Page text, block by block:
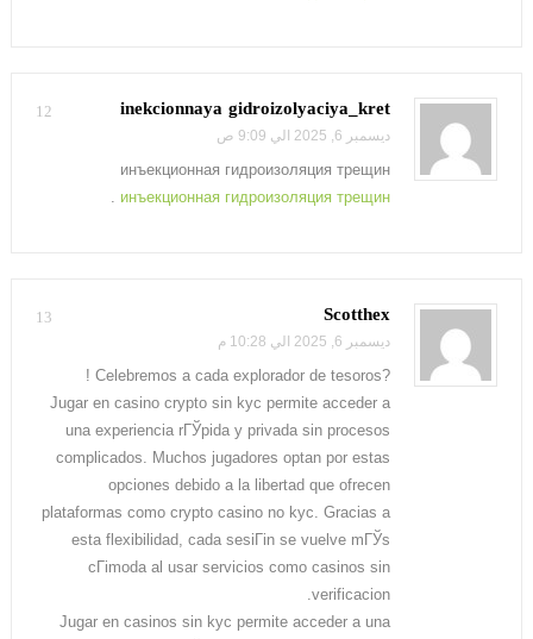
12 inekcionnaya gidroizolyaciya_kret
ديسمبر 6, 2025 الي 9:09 ص
инъекционная гидроизоляция трещин
инъекционная гидроизоляция трещин
.
13 Scotthex
ديسمبر 6, 2025 الي 10:28 م
?Celebremos a cada explorador de tesoros !
Jugar en casino crypto sin kyc permite acceder a
una experiencia rГЎpida y privada sin procesos
complicados. Muchos jugadores optan por estas
opciones debido a la libertad que ofrecen
plataformas como crypto casino no kyc. Gracias a
esta flexibilidad, cada sesiГіn se vuelve mГЎs
cГіmoda al usar servicios como casinos sin
verificacion.
Jugar en casinos sin kyc permite acceder a una